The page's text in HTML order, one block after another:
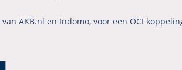
AKB.nl en Indomo, voor een OCI